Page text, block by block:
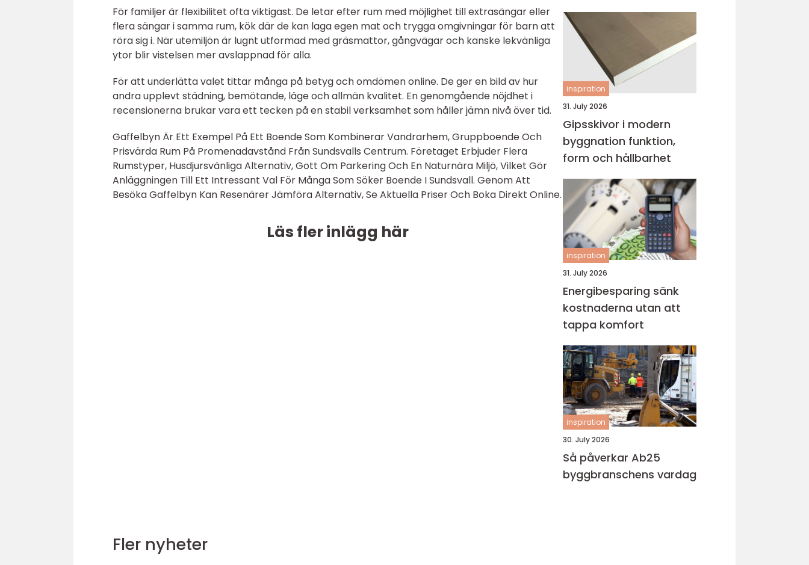
För familjer är flexibilitet ofta viktigast. De letar efter rum med möjlighet till extrasängar eller
flera sängar i samma rum, kök där de kan laga egen mat och trygga omgivningar för barn att
röra sig i. När utemiljön är lugnt utformad med gräsmattor, gångvägar och kanske lekvänliga
ytor blir vistelsen mer avslappnad för alla.
För att underlätta valet tittar många på betyg och omdömen online. De ger en bild av hur
andra upplevt städning, bemötande, läge och allmän kvalitet. En genomgående nöjdhet i
recensionerna brukar vara ett tecken på en stabil verksamhet som håller jämn nivå över tid.
Gaffelbyn Är Ett Exempel På Ett Boende Som Kombinerar Vandrarhem, Gruppboende Och
Prisvärda Rum På Promenadavstånd Från Sundsvalls Centrum. Företaget Erbjuder Flera
Rumstyper, Husdjursvänliga Alternativ, Gott Om Parkering Och En Naturnära Miljö, Vilket Gör
Anläggningen Till Ett Intressant Val För Många Som Söker Boende I Sundsvall. Genom Att
Besöka Gaffelbyn Kan Resenärer Jämföra Alternativ, Se Aktuella Priser Och Boka Direkt Online.
Läs fler inlägg här
inspiration
31. July 2026
Gipsskivor i modern
byggnation funktion,
form och hållbarhet
inspiration
31. July 2026
Energibesparing sänk
kostnaderna utan att
tappa komfort
inspiration
30. July 2026
Så påverkar Ab25
byggbranschens vardag
Fler nyheter